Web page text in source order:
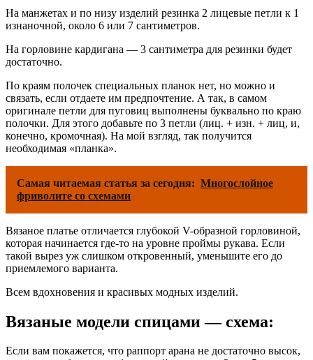
На манжетах и по низу изделий резинка 2 лицевые петли к 1
изнаночной, около 6 или 7 сантиметров.
На горловине кардигана — 3 сантиметра для резинки будет
достаточно.
По краям полочек специальных планок нет, но можно и
связать, если отдаете им предпочтение. А так, в самом
оригинале петли для пуговиц выполнены буквально по краю
полочки. Для этого добавьте по 3 петли (лиц. + изн. + лиц, и,
конечно, кромочная). На мой взгляд, так получится
необходимая «планка».
Самая читаемая статья за сегодня: Многослойное
фриволите со схемами
Вязаное платье отличается глубокой V-образной горловиной,
которая начинается где-то на уровне проймы рукава. Если
такой вырез уж слишком откровенный, уменьшите его до
приемлемого варианта.
Всем вдохновения и красивых модных изделий.
Вязаные модели спицами — схема:
Если вам покажется, что раппорт арана не достаточно высок,